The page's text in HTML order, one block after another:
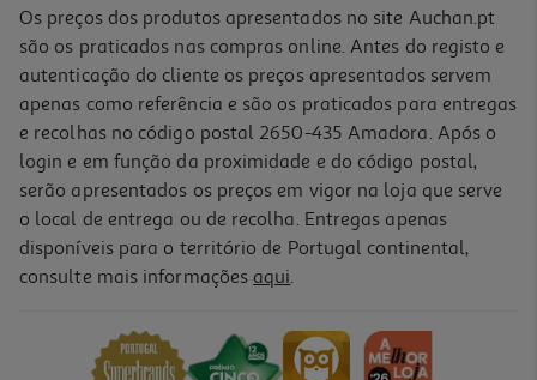
4.5
Pen Usb Qilive 32gb 3.0 Vermelha
14,99 €
Os preços dos produtos apresentados no site Auchan.pt
são os praticados nas compras online. Antes do registo e
autenticação do cliente os preços apresentados servem
apenas como referência e são os praticados para entregas
e recolhas no código postal 2650-435 Amadora. Após o
login e em função da proximidade e do código postal,
serão apresentados os preços em vigor na loja que serve
o local de entrega ou de recolha. Entregas apenas
disponíveis para o território de Portugal continental,
consulte mais informações aqui.